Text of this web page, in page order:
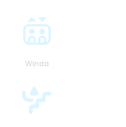
Winda